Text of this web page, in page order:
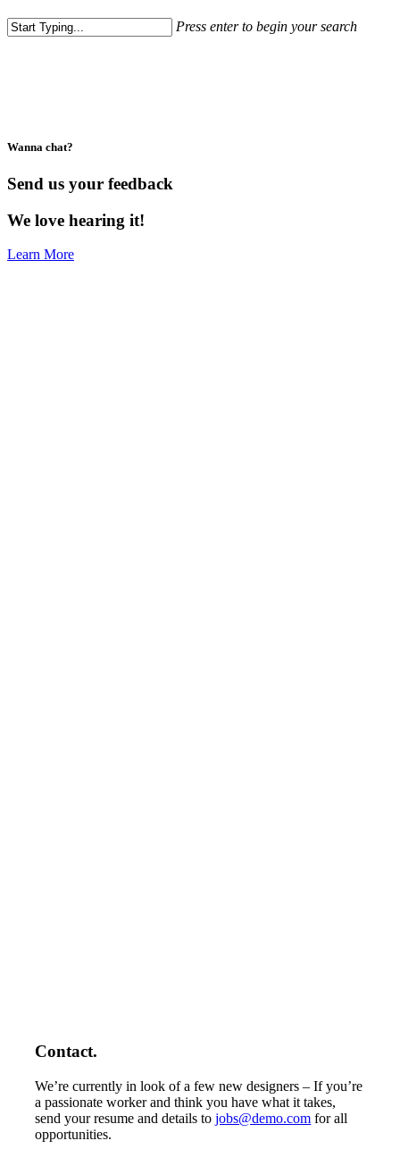
Press enter to begin your search
Wanna chat?
Send us your feedback
We love hearing it!
Learn More
Contact.
We’re currently in look of a few new designers – If you’re
a passionate worker and think you have what it takes,
send your resume and details tojobs@demo.com for all
opportunities.